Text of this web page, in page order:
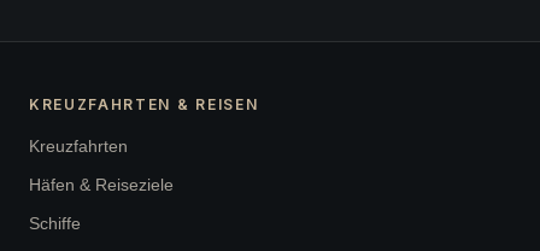
KREUZFAHRTEN & REISEN
Kreuzfahrten
Häfen & Reiseziele
Schiffe